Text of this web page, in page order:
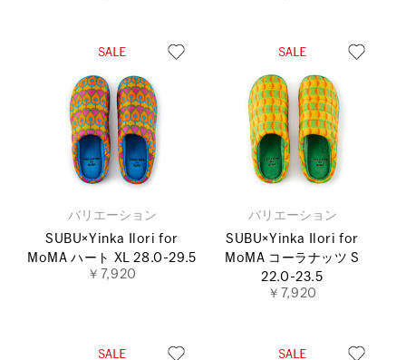
バリエーション
SUBU×Yinka Ilori for
MoMA ハート XL 28.0-29.5
￥7,920
バリエーション
SUBU×Yinka Ilori for
MoMA コーラナッツ S
22.0-23.5
￥7,920